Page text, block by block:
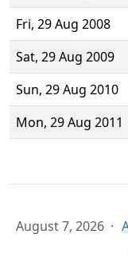
Fri, 29 Aug 2008
Sat, 29 Aug 2009
Sun, 29 Aug 2010
Mon, 29 Aug 2011
August 7, 2026